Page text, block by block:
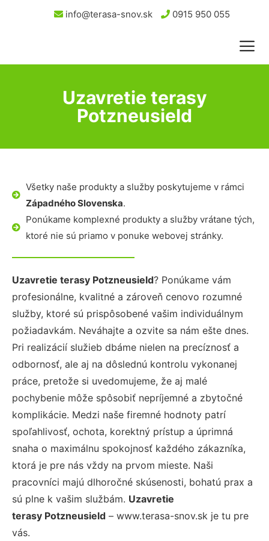
info@terasa-snov.sk 0915 950 055
Uzavretie terasy
Potzneusield
Všetky naše produkty a služby poskytujeme v rámci
Západného Slovenska.
Ponúkame komplexné produkty a služby vrátane tých,
ktoré nie sú priamo v ponuke webovej stránky.
Uzavretie terasy Potzneusield? Ponúkame vám
profesionálne, kvalitné a zároveň cenovo rozumné
služby, ktoré sú prispôsobené vašim individuálnym
požiadavkám. Neváhajte a ozvite sa nám ešte dnes.
Pri realizácií služieb dbáme nielen na precíznosť a
odbornosť, ale aj na dôslednú kontrolu vykonanej
práce, pretože si uvedomujeme, že aj malé
pochybenie môže spôsobiť nepríjemné a zbytočné
komplikácie. Medzi naše firemné hodnoty patrí
spoľahlivosť, ochota, korektný prístup a úprimná
snaha o maximálnu spokojnosť každého zákazníka,
ktorá je pre nás vždy na prvom mieste. Naši
pracovníci majú dlhoročné skúsenosti, bohatú prax a
sú plne k vašim službám. Uzavretie
terasy Potzneusield – www.terasa-snov.sk je tu pre
vás.